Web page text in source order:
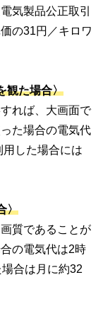
気製品公正取引
の31円／キロワ
観た場合〉
れば、大画面で
た場合の電気代
した場合には
〉
質であることが
の電気代は2時
合は月に約32